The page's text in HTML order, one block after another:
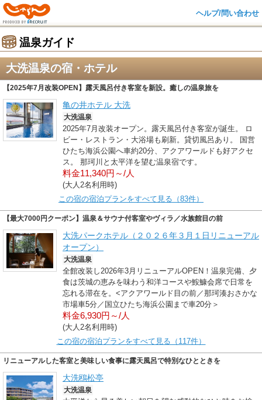
ヘルプ/問い合わせ
温泉ガイド
大洗温泉の宿・ホテル
【2025年7月改装OPEN】露天風呂付き客室を新設。癒しの温泉旅を
亀の井ホテル 大洗
大洗温泉
2025年7月改装オープン。露天風呂付き客室が誕生。 ロ
ビー・レストラン・大浴場も刷新。貸切風呂あり。 国営
ひたち海浜公園へ車約20分、アクアワールドも好アクセ
ス。 那珂川と太平洋を望む温泉宿です。
料金11,340円～/人
(大人2名利用時)
この宿の宿泊プランをすべて見る（83件）
【最大7000円クーポン】温泉＆サウナ付客室やヴィラ／水族館目の前
大洗パークホテル（２０２６年３月１日リニューアル
オープン）
大洗温泉
全館改装し2026年3月リニューアルOPEN！温泉完備、夕
食は茨城の恵みを味わう和洋コースや鮟鱇会席で日常を
忘れる滞在を。<アクアワールド目の前／那珂湊おさかな
市場車5分／国立ひたち海浜公園まで車20分＞
料金6,930円～/人
(大人2名利用時)
この宿の宿泊プランをすべて見る（117件）
リニューアルした客室と美味しい食事に露天風呂で特別なひとときを
大洗鴎松亭
大洗温泉